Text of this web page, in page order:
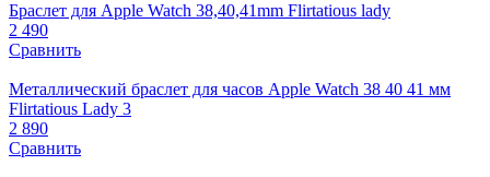
Браслет для Apple Watch 38,40,41mm Flirtatious lady
2 490
Сравнить
Металлический браслет для часов Apple Watch 38 40 41 мм
Flirtatious Lady 3
2 890
Сравнить